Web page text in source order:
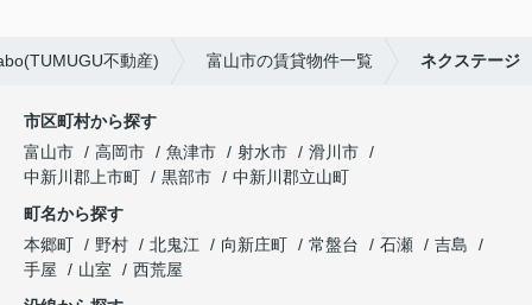
不動産) 富山市の賃貸物件一覧 ネクステージ
市区町村から探す
富山市
高岡市 魚津市 射水市
滑川市
中新川郡上市町
黒部市
中新川郡立山町
町名から探す
本郷町
野村 北鬼江 向新庄町 常盤台 石瀬
吉島
手屋
山室
西荒屋